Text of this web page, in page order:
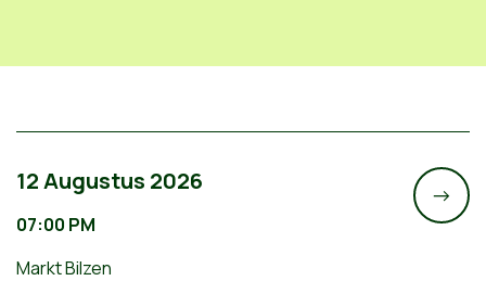
12 Augustus 2026
07:00 PM
Markt Bilzen
->